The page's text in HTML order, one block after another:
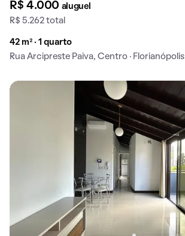
R$ 4.000 aluguel
R$ 5.262 total
42 m² · 1 quarto
Rua Arcipreste Paiva, Centro · Florianópolis